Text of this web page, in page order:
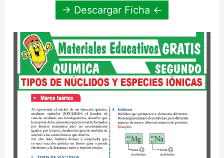
→ Descargar Ficha ←